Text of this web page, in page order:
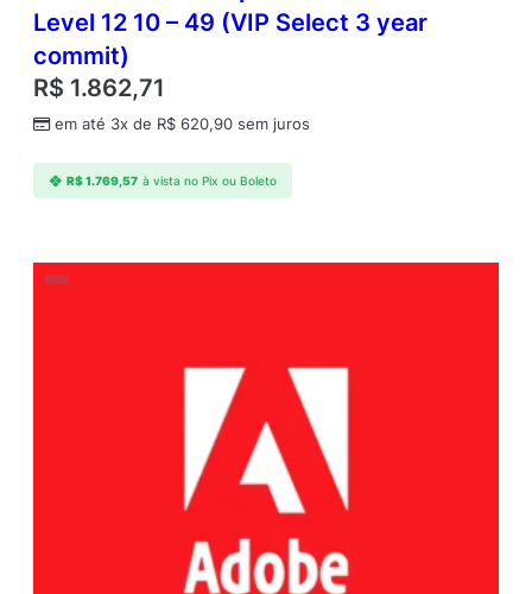
Level 12 10 – 49 (VIP Select 3 year
commit)
R$ 1.862,71
em até 3x de R$ 620,90 sem juros
R$1.769,57 à vista no Pix ou Boleto